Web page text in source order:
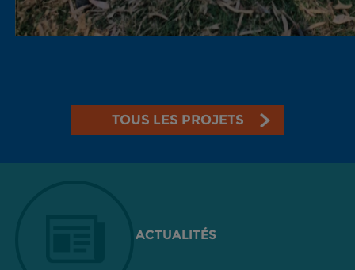
TOUS LES PROJETS
ACTUALITÉS